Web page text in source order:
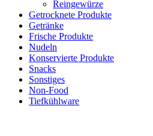
Reingewürze
Getrocknete Produkte
Getränke
Frische Produkte
Nudeln
Konservierte Produkte
Snacks
Sonstiges
Non-Food
Tiefkühlware